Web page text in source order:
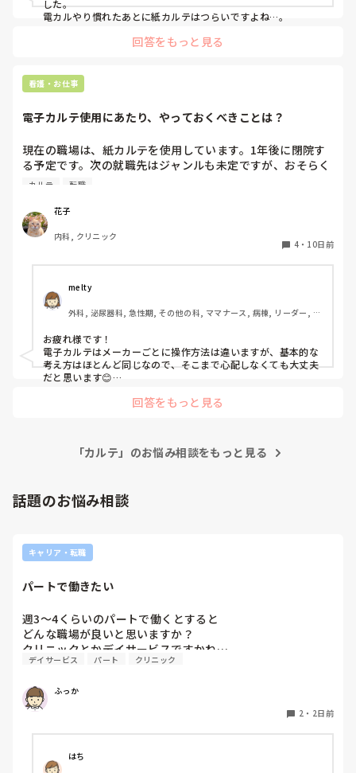
した。
電カルやり慣れたあとに紙カルテはつらいですよね…。
回答をもっと見る
看護・お仕事
電子カルテ使用にあたり、やっておくべきことは？
現在の職場は、紙カルテを使用しています。1年後に閉院す
る予定です。次の就職先はジャンルも未定ですが、おそらく
電子カルテだろうなと思っています。
りますか？
タイピング練習は時々していますが、他に自分で準備できる
ことや、オススメはありますか？
カルテ 転職
花子
内科, クリニック
4・ 10日前
melty
外科, 泌尿器科, 急性期, その他の科, ママナース, 病棟, リーダー, 消
お疲れ様です！
電子カルテはメーカーごとに操作方法は違いますが、基本的な
考え方はほとんど同じなので、そこまで心配しなくても大丈夫
だと思います😊
タイピング練習を続けるのは一番役立つと思います！あとはシ
後の研修やOJTで十分慣れていけると思います。紙カルテで培
回答をもっと見る
「カルテ」のお悩み相談をもっと見る
話題のお悩み相談
キャリア・転職
パートで働きたい
週3〜4くらいのパートで働くとすると
どんな職場が良いと思いますか？
クリニックとかデイサービスですかね…
デイサービス パート クリニック
ふっか
2 ・ 2日前
はち